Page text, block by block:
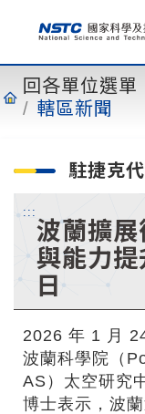
容 回各單位選單
轄區新聞
駐捷克
:::
波蘭擴
與能力
日
2026 年 1 月
波蘭科學院（
AS）太空研究
博士表示，波